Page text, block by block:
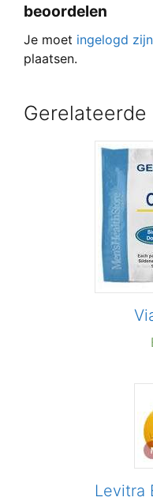
beoordelen
Je moet ingelogd zijn
plaatsen.
Levitra